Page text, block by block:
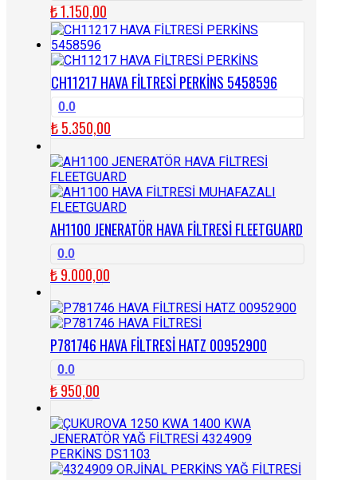
₺1.150,00
CH11217 HAVA FİLTRESİ PERKİNS 5458596
0.0
₺5.350,00
AH1100 JENERATÖR HAVA FİLTRESİ FLEETGUARD
0.0
₺9.000,00
P781746 HAVA FİLTRESİ HATZ 00952900
0.0
₺950,00